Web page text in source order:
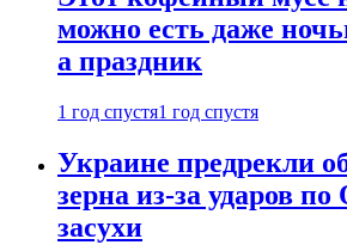
можно есть даже
а праздник
1 год спустя1 год спустя
Украине предрекли
зерна из-за ударов по
засухи